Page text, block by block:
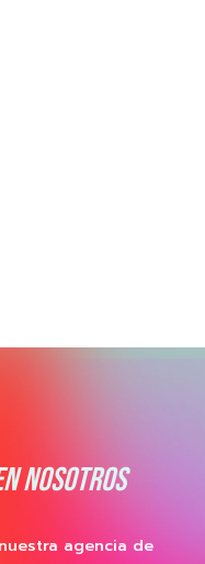
NOSOTROS
agencia de